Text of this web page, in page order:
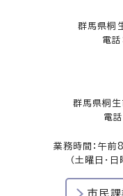
群馬県桐
電
群馬県桐
電
業務時間：午
（土曜日・
市民